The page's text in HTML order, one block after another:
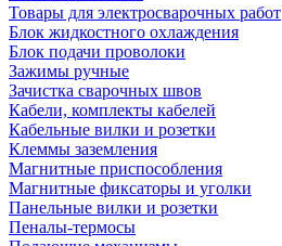
Товары для электросварочных работ
Блок жидкостного охлаждения
Блок подачи проволоки
Зажимы ручные
Зачистка сварочных швов
Кабели, комплекты кабелей
Кабельные вилки и розетки
Клеммы заземления
Магнитные приспособления
Магнитные фиксаторы и уголки
Панельные вилки и розетки
Пеналы-термосы